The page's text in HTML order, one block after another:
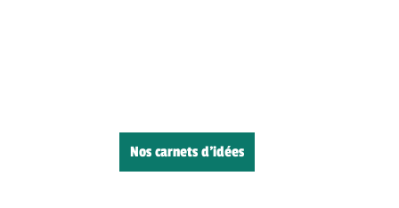
Nos carnets d’idées